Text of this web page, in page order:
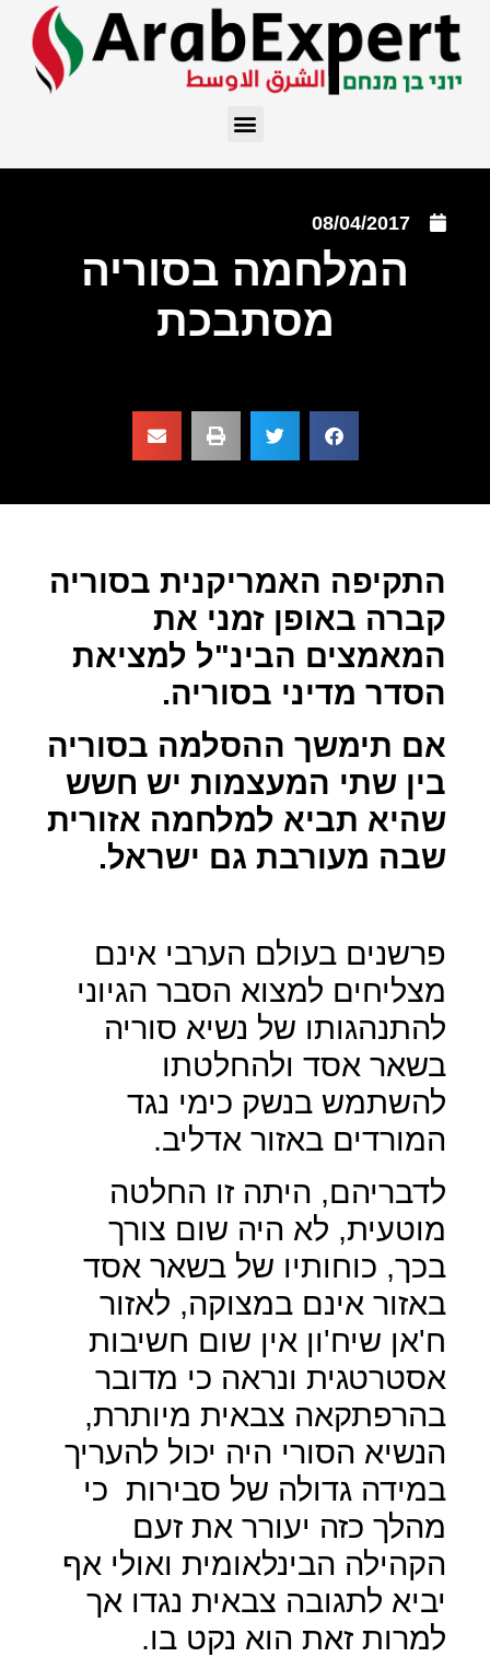
08/04/2017
המלחמה בסוריה
מסתבכת
התקיפה האמריקנית בסוריה
קברה באופן זמני את
המאמצים הבינ"ל למציאת
הסדר מדיני בסוריה.
אם תימשך ההסלמה בסוריה
בין שתי המעצמות יש חשש
שהיא תביא למלחמה אזורית
שבה מעורבת גם ישראל.
פרשנים בעולם הערבי אינם
מצליחים למצוא הסבר הגיוני
להתנהגותו של נשיא סוריה
בשאר אסד ולהחלטתו
להשתמש בנשק כימי נגד
המורדים באזור אדליב.
לדבריהם, היתה זו החלטה
מוטעית, לא היה שום צורך
בכך, כוחותיו של בשאר אסד
באזור אינם במצוקה, לאזור
ח'אן שיח'ון אין שום חשיבות
אסטרטגית ונראה כי מדובר
בהרפתקאה צבאית מיותרת,
הנשיא הסורי היה יכול להעריך
במידה גדולה של סבירות כי
מהלך כזה יעורר את זעם
הקהילה הבינלאומית ואולי אף
יביא לתגובה צבאית נגדו אך
למרות זאת הוא נקט בו.